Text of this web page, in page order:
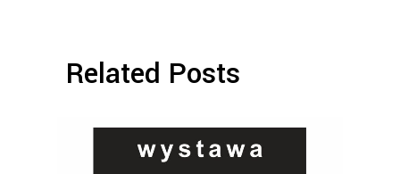
Related Posts